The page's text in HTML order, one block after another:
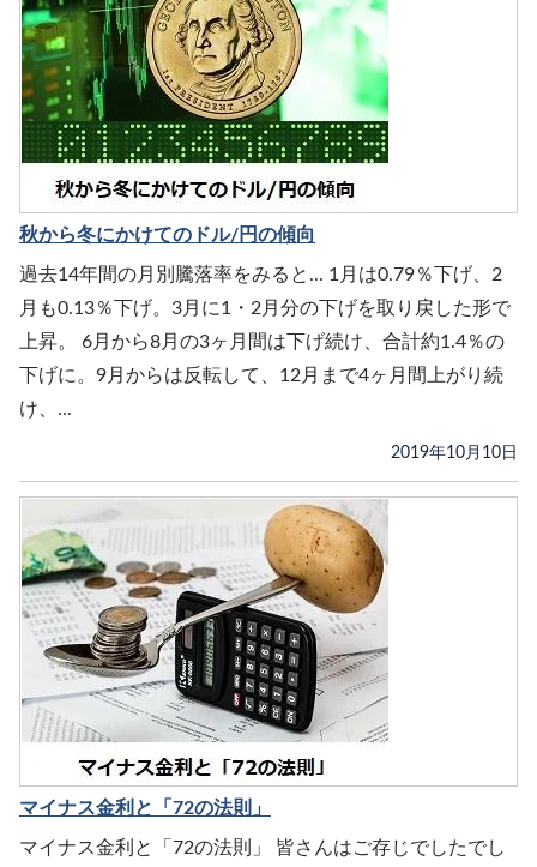
秋から冬にかけてのドル/円の傾向
過去14年間の月別騰落率をみると... 1月は0.79％下げ、2
月も0.13％下げ。3月に1・2月分の下げを取り戻した形で
上昇。 6月から8月の3ヶ月間は下げ続け、合計約1.4％の
下げに。9月からは反転して、12月まで4ヶ月間上がり続
け、...
2019年10月10日
マイナス金利と「72の法則」
マイナス金利と「72の法則」 皆さんはご存じでしたでし